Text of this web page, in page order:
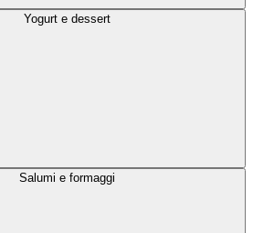
Yogurt e dessert
Salumi e formaggi